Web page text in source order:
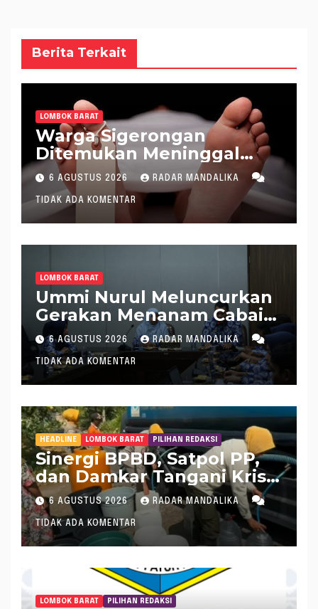
Berita Terkait
LOMBOK BARAT
Warga Sigerongan
Ditemukan Meninggal
saat Setrum Ikan di
Sungai
6 AGUSTUS 2026 RADAR MANDALIKA
TIDAK ADA KOMENTAR
LOMBOK BARAT
Ummi Nurul Meluncurkan
Gerakan Menanam Cabai
Tangani Inflasi
6 AGUSTUS 2026 RADAR MANDALIKA
TIDAK ADA KOMENTAR
HEADLINE LOMBOK BARAT PILIHAN REDAKSI
Sinergi BPBD, Satpol PP,
dan Damkar Tangani Krisis
Air Bersih di Lobar
6 AGUSTUS 2026 RADAR MANDALIKA
TIDAK ADA KOMENTAR
LOMBOK BARAT PILIHAN REDAKSI